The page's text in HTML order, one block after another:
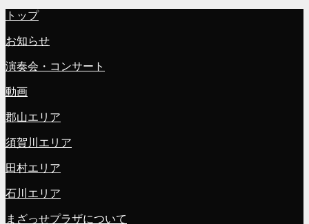
トップ
お知らせ
演奏会・コンサート
動画
郡山エリア
須賀川エリア
田村エリア
石川エリア
まざっせプラザについて